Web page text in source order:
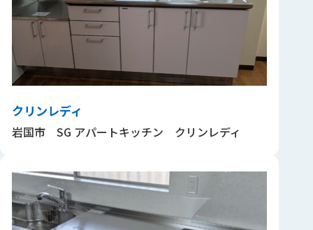
クリンレディ
岩国市 SG アパートキッチン クリンレディ